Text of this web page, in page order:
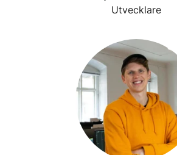
Utvecklare